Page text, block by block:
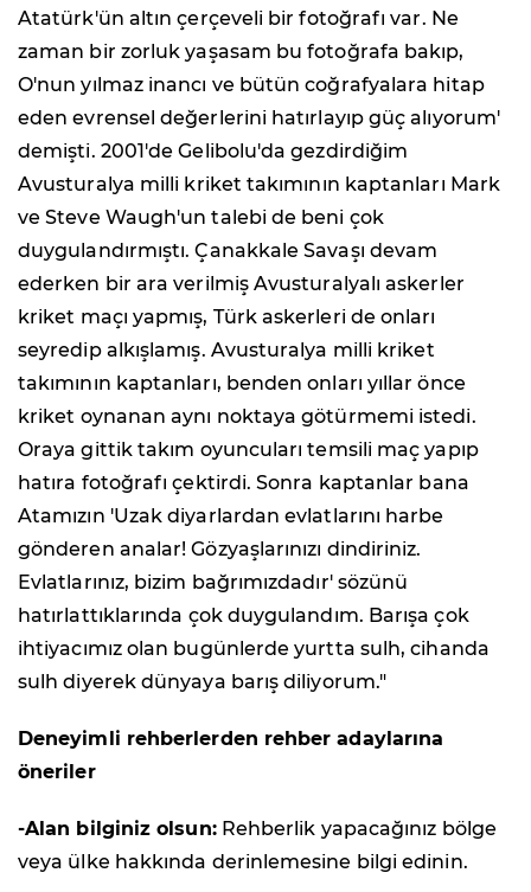
Atatürk'ün altın çerçeveli bir fotoğrafı var. Ne
zaman bir zorluk yaşasam bu fotoğrafa bakıp,
O'nun yılmaz inancı ve bütün coğrafyalara hitap
eden evrensel değerlerini hatırlayıp güç alıyorum'
demişti. 2001'de Gelibolu'da gezdirdiğim
Avusturalya milli kriket takımının kaptanları Mark
ve Steve Waugh'un talebi de beni çok
duygulandırmıştı. Çanakkale Savaşı devam
ederken bir ara verilmiş Avusturalyalı askerler
kriket maçı yapmış, Türk askerleri de onları
seyredip alkışlamış. Avusturalya milli kriket
takımının kaptanları, benden onları yıllar önce
kriket oynanan aynı noktaya götürmemi istedi.
Oraya gittik takım oyuncuları temsili maç yapıp
hatıra fotoğrafı çektirdi. Sonra kaptanlar bana
Atamızın 'Uzak diyarlardan evlatlarını harbe
gönderen analar! Gözyaşlarınızı dindiriniz.
Evlatlarınız, bizim bağrımızdadır' sözünü
hatırlattıklarında çok duygulandım. Barışa çok
ihtiyacımız olan bugünlerde yurtta sulh, cihanda
sulh diyerek dünyaya barış diliyorum."
Deneyimli rehberlerden rehber adaylarına
öneriler
-Alan bilginiz olsun:Rehberlik yapacağınız bölge
veya ülke hakkında derinlemesine bilgi edinin.